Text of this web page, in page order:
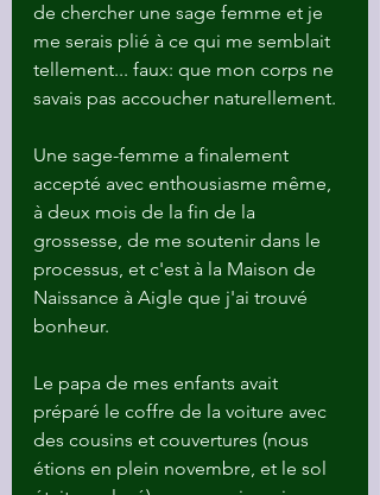
de chercher une sage femme et je
me serais plié à ce qui me semblait
tellement... faux: que mon corps ne
savais pas accoucher naturellement.
Une sage-femme a finalement
accepté avec enthousiasme même,
à deux mois de la fin de la
grossesse, de me soutenir dans le
processus, et c'est à la Maison de
Naissance à Aigle que j'ai trouvé
bonheur.
Le papa de mes enfants avait
préparé le coffre de la voiture avec
des cousins et couvertures (nous
étions en plein novembre, et le sol